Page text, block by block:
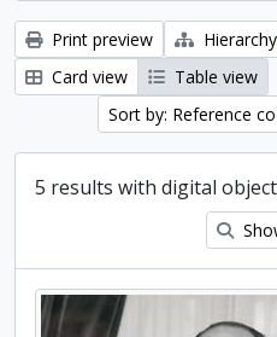
Print preview
Hierarchy
Card view
Table view
Sort by: Reference
5 results with digital